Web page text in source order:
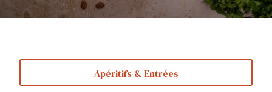
Apéritifs & Entrées